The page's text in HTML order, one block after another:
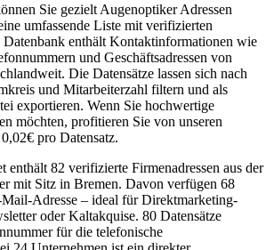
Sie gezielt Augenoptiker Adressen
umfassende Liste mit verifizierten
Datenbank enthält Kontaktinformationen wie
und Geschäftsadressen von
Die Datensätze lassen sich nach
und Mitarbeiterzahl filtern und als
exportieren. Wenn Sie hochwertige
möchten, profitieren Sie von unseren
pro Datensatz.
enthält 82 verifizierte Firmenadressen aus der
mit Sitz in Bremen. Davon verfügen 68
Adresse – ideal für Direktmarketing-
oder Kaltakquise. 80 Datensätze
für die telefonische